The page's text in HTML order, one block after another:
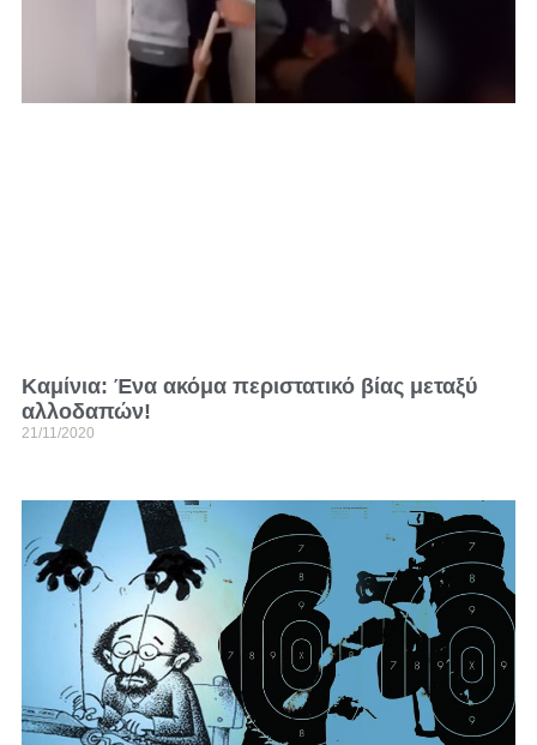
Καμίνια: Ένα ακόμα περιστατικό βίας μεταξύ
αλλοδαπών!
21/11/2020